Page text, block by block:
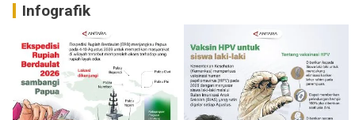
Infografik